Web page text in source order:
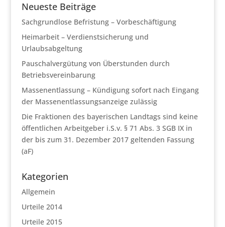
Neueste Beiträge
Sachgrundlose Befristung – Vorbeschäftigung
Heimarbeit – Verdienstsicherung und
Urlaubsabgeltung
Pauschalvergütung von Überstunden durch
Betriebsvereinbarung
Massenentlassung – Kündigung sofort nach Eingang
der Massenentlassungsanzeige zulässig
Die Fraktionen des bayerischen Landtags sind keine
öffentlichen Arbeitgeber i.S.v. § 71 Abs. 3 SGB IX in
der bis zum 31. Dezember 2017 geltenden Fassung
(aF)
Kategorien
Allgemein
Urteile 2014
Urteile 2015